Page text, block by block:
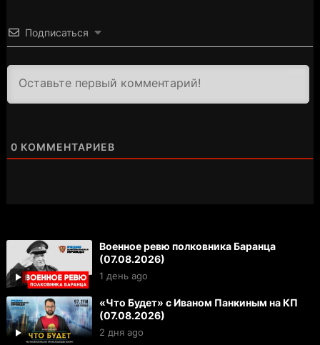
Подписаться
0 КОММЕНТАРИЕВ
Военное ревю полковника Баранца
(07.08.2026)
1 день ago
«Что Будет» с Иваном Панкиным на КП
(07.08.2026)
2 дня ago